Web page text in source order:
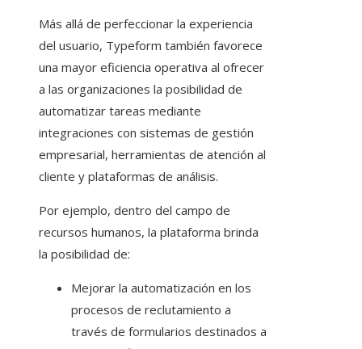
Más allá de perfeccionar la experiencia
del usuario, Typeform también favorece
una mayor eficiencia operativa al ofrecer
a las organizaciones la posibilidad de
automatizar tareas mediante
integraciones con sistemas de gestión
empresarial, herramientas de atención al
cliente y plataformas de análisis.
Por ejemplo, dentro del campo de
recursos humanos, la plataforma brinda
la posibilidad de:
Mejorar la automatización en los
procesos de reclutamiento a
través de formularios destinados a